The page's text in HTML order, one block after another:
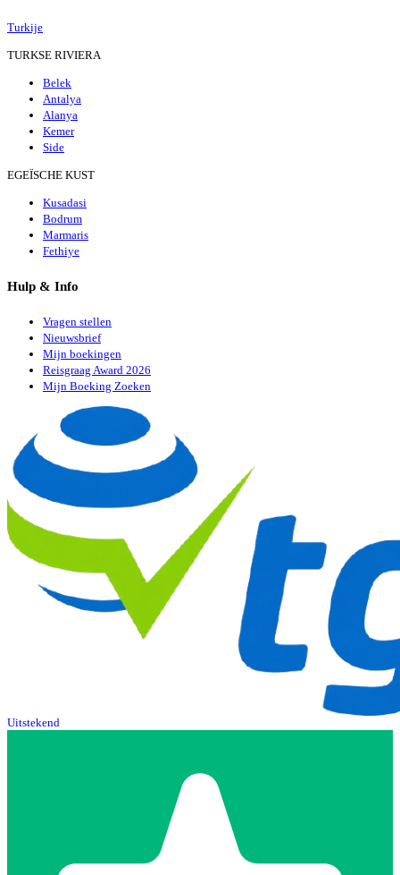
Turkije
TURKSE RIVIERA
Belek
Antalya
Alanya
Kemer
Side
EGEÏSCHE KUST
Kusadasi
Bodrum
Marmaris
Fethiye
Hulp & Info
Vragen stellen
Nieuwsbrief
Mijn boekingen
Reisgraag Award 2026
Mijn Boeking Zoeken
Uitstekend